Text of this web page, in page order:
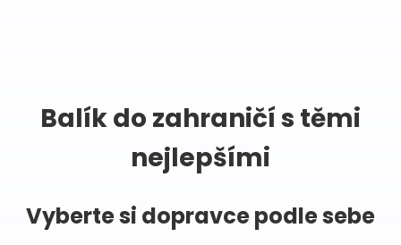
Balík do zahraničí s těmi
nejlepšími
Vyberte si dopravce podle sebe